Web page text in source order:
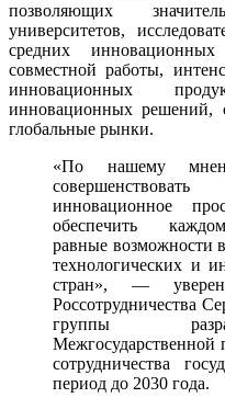
позволяющих
университетов,
средних
совместной работы,
инновационных
инновационных решений,
глобальные рынки.
«По нашему
инновационное
обеспечить
равные возможности
технологических и
стран», — уверен
Россотрудничества
группы
сотрудничества
период до 2030 года.